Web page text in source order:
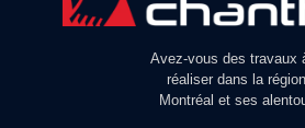
Avez-vous des travaux
réaliser dans la
Montréal et ses